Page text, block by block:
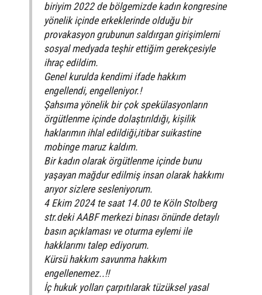
biriyim 2022 de bölgemizde kadın kongresine
yönelik içinde erkeklerinde olduğu bir
provakasyon grubunun saldırgan girişimlerni
sosyal medyada teşhir ettiğim gerekçesiyle
ihraç edildim.
Genel kurulda kendimi ifade hakkım
engellendi, engelleniyor.!
Şahsıma yönelik bir çok spekülasyonların
örgütlenme içinde dolaştırıldığı, kișilik
haklarımın ihlal edildiği,itibar suikastine
mobinge maruz kaldım.
Bir kadın olarak örgütlenme içinde bunu
yaşayan mağdur edilmiş insan olarak hakkımı
arıyor sizlere sesleniyorum.
4 Ekim 2024 te saat 14.00 te Köln Stolberg
str.deki AABF merkezi binası önünde detaylı
basın açıklaması ve oturma eylemi ile
hakklarımı talep ediyorum.
Kürsü hakkım savunma hakkım
engellenemez..!!
İç hukuk yolları çarpıtılarak tüzüksel yasal